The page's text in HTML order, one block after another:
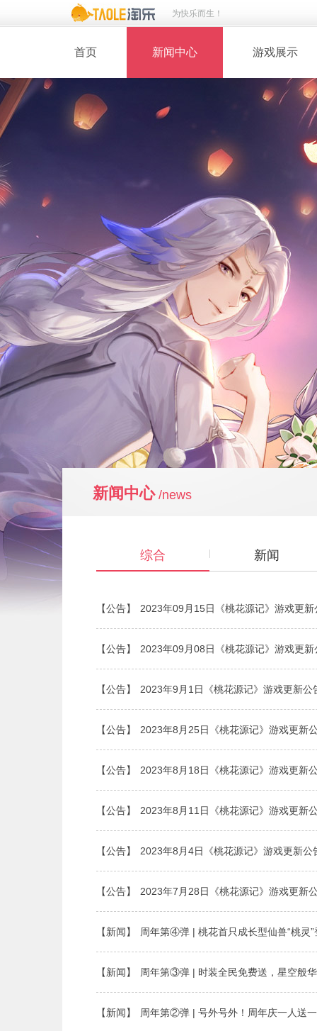
为快乐而生！
首页 新闻中心 游戏展示
· 维护公告
· 桃花美人
新闻中心 /news
综合 新闻
【公告】 2023年09月15日《桃花源记》游戏更新
【公告】 2023年09月08日《桃花源记》游戏更新
【公告】 2023年9月1日《桃花源记》游戏更新公
【公告】 2023年8月25日《桃花源记》游戏更新
【公告】 2023年8月18日《桃花源记》游戏更新
【公告】 2023年8月11日《桃花源记》游戏更新
【公告】 2023年8月4日《桃花源记》游戏更新公
【公告】 2023年7月28日《桃花源记》游戏更新
【新闻】 周年第④弹 | 桃花首只成长型仙兽“桃灵”
【新闻】 周年第③弹 | 时装全民免费送，星空般
【新闻】 周年第②弹 | 号外号外！周年庆一人送